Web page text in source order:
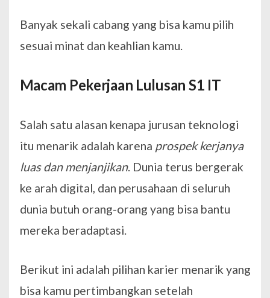
Banyak sekali cabang yang bisa kamu pilih
sesuai minat dan keahlian kamu.
Macam Pekerjaan Lulusan S1 IT
Salah satu alasan kenapa jurusan teknologi
itu menarik adalah karena prospek kerjanya
luas dan menjanjikan. Dunia terus bergerak
ke arah digital, dan perusahaan di seluruh
dunia butuh orang-orang yang bisa bantu
mereka beradaptasi.
Berikut ini adalah pilihan karier menarik yang
bisa kamu pertimbangkan setelah